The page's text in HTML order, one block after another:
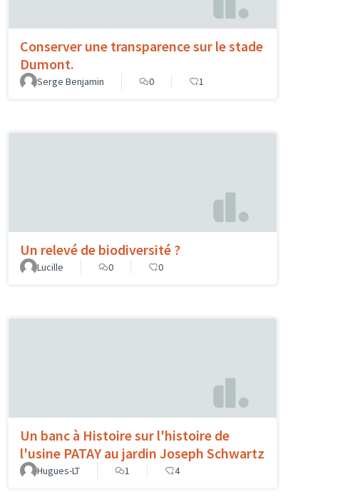
Conserver une transparence sur le stade
Dumont.
Serge Benjamin 0 1
Un relevé de biodiversité ?
Lucille 0 0
Un banc à Histoire sur l'histoire de
l'usine PATAY au jardin Joseph Schwartz
Hugues-LT 1 4